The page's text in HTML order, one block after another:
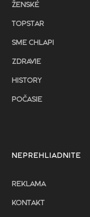
ŽENSKÉ
TOPSTAR
SME CHLAPI
ZDRAVIE
HISTORY
POČASIE
NEPREHLIADNITE
REKLAMA
KONTAKT